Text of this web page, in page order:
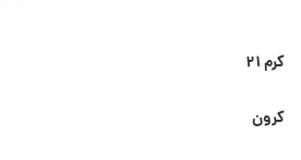
کرم ۲۱
کرون